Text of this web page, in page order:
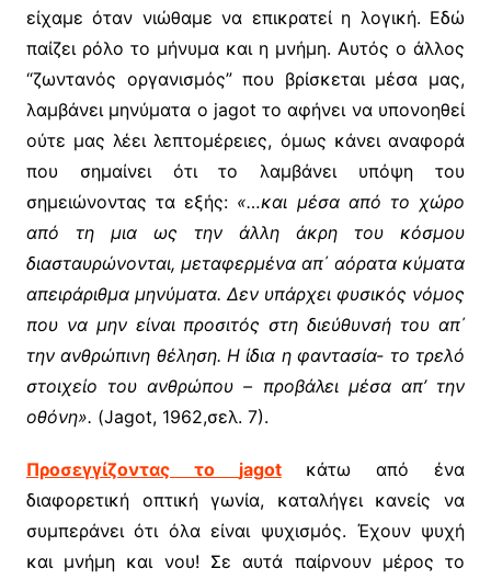
είχαμε όταν νιώθαμε να επικρατεί η λογική. Εδώ
παίζει ρόλο το μήνυμα και η μνήμη. Αυτός ο άλλος
“ζωντανός οργανισμός” που βρίσκεται μέσα μας,
λαμβάνει μηνύματα ο jagot το αφήνει να υπονοηθεί
ούτε μας λέει λεπτομέρειες, όμως κάνει αναφορά
που σημαίνει ότι το λαμβάνει υπόψη του
σημειώνοντας τα εξής: «…και μέσα από το χώρο
από τη μια ως την άλλη άκρη του κόσμου
διασταυρώνονται, μεταφερμένα απ΄ αόρατα κύματα
απειράριθμα μηνύματα. Δεν υπάρχει φυσικός νόμος
που να μην είναι προσιτός στη διεύθυνσή του απ΄
την ανθρώπινη θέληση. Η ίδια η φαντασία- το τρελό
στοιχείο του ανθρώπου – προβάλει μέσα απ’ την
οθόνη». (Jagot, 1962,σελ. 7).
Προσεγγίζοντας το jagotκάτω από ένα
διαφορετική οπτική γωνία, καταλήγει κανείς να
συμπεράνει ότι όλα είναι ψυχισμός. Έχουν ψυχή
και μνήμη και νου! Σε αυτά παίρνουν μέρος το